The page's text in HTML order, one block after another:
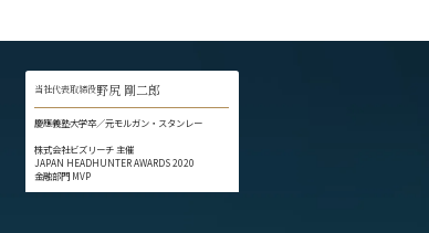
当社代表取締役野尻 剛二郎
慶應義塾大学卒／元モルガン・スタンレー
株式会社ビズリーチ 主催
JAPAN HEADHUNTER AWARDS 2020
金融部門 MVP